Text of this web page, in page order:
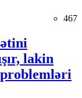
467
lakin
problemləri